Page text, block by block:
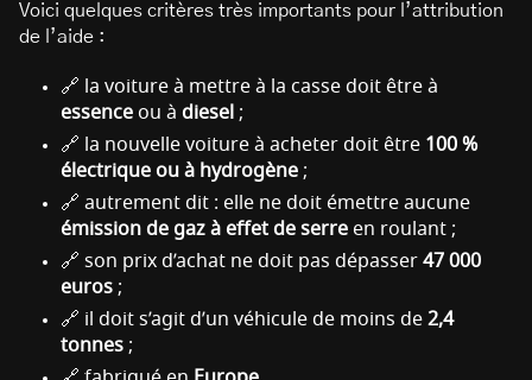
Voici quelques critères très importants pour l’attribution
de l’aide :
🔗 la voiture à mettre à la casse doit être à
essence ou à diesel ;
🔗 la nouvelle voiture à acheter doit être 100 %
électrique ou à hydrogène ;
🔗 autrement dit : elle ne doit émettre aucune
émission de gaz à effet de serre en roulant ;
🔗 son prix d’achat ne doit pas dépasser 47 000
euros ;
🔗 il doit s’agit d’un véhicule de moins de 2,4
tonnes ;